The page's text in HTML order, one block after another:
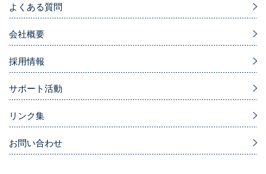
よくある質問
会社概要
採用情報
サポート活動
リンク集
お問い合わせ